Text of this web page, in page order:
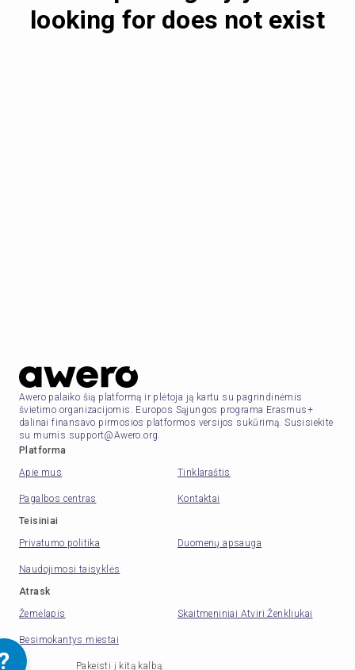
looking for does not exist
Awero palaiko šią platformą ir plėtoja ją kartu su pagrindinėmis
švietimo organizacijomis. Europos Sąjungos programa Erasmus+
dalinai finansavo pirmosios platformos versijos sukūrimą. Susisiekite
su mumis support@Awero.org.
Platforma
Apie mus
Tinklaraštis
Pagalbos centras
Kontaktai
Teisiniai
Privatumo politika
Duomenų apsauga
Naudojimosi taisyklės
Atrask
Žemėlapis
Skaitmeniniai Atviri Ženkliukai
Besimokantys miestai
Pakeisti į kitą kalbą: